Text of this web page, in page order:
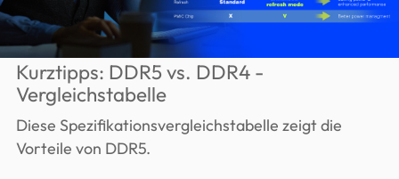
Kurztipps: DDR5 vs. DDR4 -
Vergleichstabelle
Diese Spezifikationsvergleichstabelle zeigt die
Vorteile von DDR5.